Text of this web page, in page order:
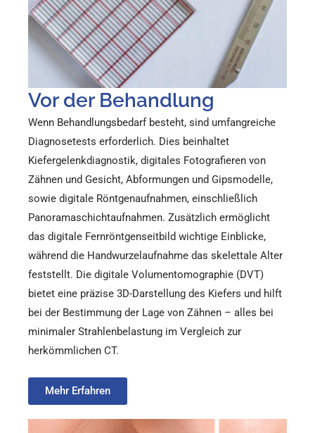
Vor der Behandlung
Wenn Behandlungsbedarf besteht, sind umfangreiche
Diagnosetests erforderlich. Dies beinhaltet
Kiefergelenkdiagnostik, digitales Fotografieren von
Zähnen und Gesicht, Abformungen und Gipsmodelle,
sowie digitale Röntgenaufnahmen, einschließlich
Panoramaschichtaufnahmen. Zusätzlich ermöglicht
das digitale Fernröntgenseitbild wichtige Einblicke,
während die Handwurzelaufnahme das skelettale Alter
feststellt. Die digitale Volumentomographie (DVT)
bietet eine präzise 3D-Darstellung des Kiefers und hilft
bei der Bestimmung der Lage von Zähnen – alles bei
minimaler Strahlenbelastung im Vergleich zur
herkömmlichen CT.
Mehr Erfahren